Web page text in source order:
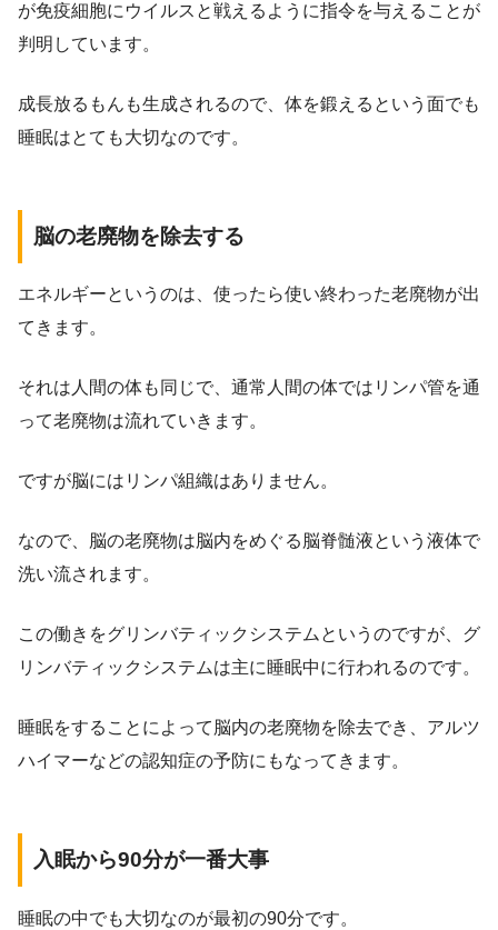
が免疫細胞にウイルスと戦えるように指令を与えることが
判明しています。
成長放るもんも生成されるので、体を鍛えるという面でも
睡眠はとても大切なのです。
脳の老廃物を除去する
エネルギーというのは、使ったら使い終わった老廃物が出
てきます。
それは人間の体も同じで、通常人間の体ではリンパ管を通
って老廃物は流れていきます。
ですが脳にはリンパ組織はありません。
なので、脳の老廃物は脳内をめぐる脳脊髄液という液体で
洗い流されます。
この働きをグリンバティックシステムというのですが、グ
リンバティックシステムは主に睡眠中に行われるのです。
睡眠をすることによって脳内の老廃物を除去でき、アルツ
ハイマーなどの認知症の予防にもなってきます。
入眠から90分が一番大事
睡眠の中でも大切なのが最初の90分です。